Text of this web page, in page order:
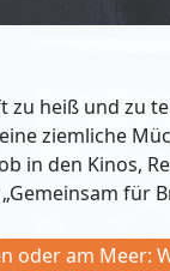
heiß und zu
ziemliche
in den Kinos,
für
oder am Meer: